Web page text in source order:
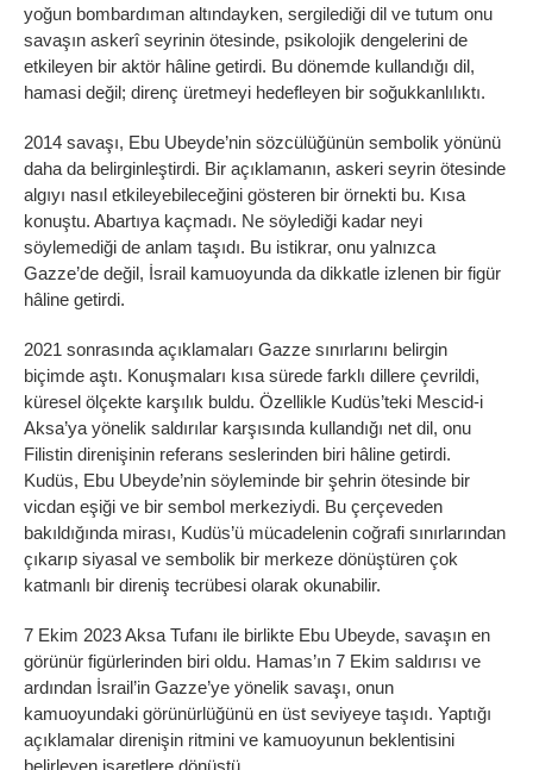
yoğun bombardıman altındayken, sergilediği dil ve tutum onu
savaşın askerî seyrinin ötesinde, psikolojik dengelerini de
etkileyen bir aktör hâline getirdi. Bu dönemde kullandığı dil,
hamasi değil; direnç üretmeyi hedefleyen bir soğukkanlılıktı.
2014 savaşı, Ebu Ubeyde’nin sözcülüğünün sembolik yönünü
daha da belirginleştirdi. Bir açıklamanın, askeri seyrin ötesinde
algıyı nasıl etkileyebileceğini gösteren bir örnekti bu. Kısa
konuştu. Abartıya kaçmadı. Ne söylediği kadar neyi
söylemediği de anlam taşıdı. Bu istikrar, onu yalnızca
Gazze’de değil, İsrail kamuoyunda da dikkatle izlenen bir figür
hâline getirdi.
2021 sonrasında açıklamaları Gazze sınırlarını belirgin
biçimde aştı. Konuşmaları kısa sürede farklı dillere çevrildi,
küresel ölçekte karşılık buldu. Özellikle Kudüs’teki Mescid-i
Aksa’ya yönelik saldırılar karşısında kullandığı net dil, onu
Filistin direnişinin referans seslerinden biri hâline getirdi.
Kudüs, Ebu Ubeyde’nin söyleminde bir şehrin ötesinde bir
vicdan eşiği ve bir sembol merkeziydi. Bu çerçeveden
bakıldığında mirası, Kudüs’ü mücadelenin coğrafi sınırlarından
çıkarıp siyasal ve sembolik bir merkeze dönüştüren çok
katmanlı bir direniş tecrübesi olarak okunabilir.
7 Ekim 2023 Aksa Tufanı ile birlikte Ebu Ubeyde, savaşın en
görünür figürlerinden biri oldu. Hamas’ın 7 Ekim saldırısı ve
ardından İsrail’in Gazze’ye yönelik savaşı, onun
kamuoyundaki görünürlüğünü en üst seviyeye taşıdı. Yaptığı
açıklamalar direnişin ritmini ve kamuoyunun beklentisini